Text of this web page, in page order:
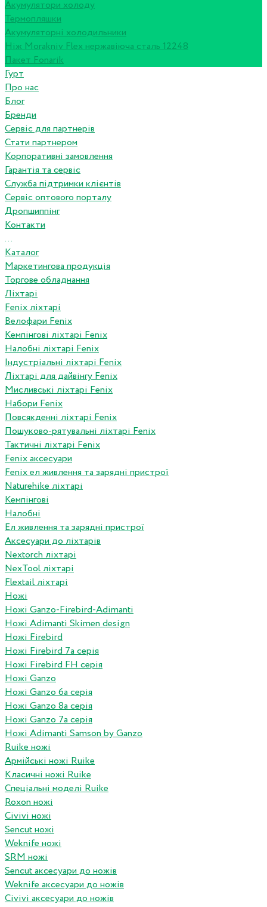
Акумулятори холоду
Термопляшки
Акумуляторні холодильники
Ніж Morakniv Flex нержавіюча сталь 12248
Пакет Fonarik
Гурт
Про нас
Блог
Бренди
Сервіс для партнерів
Стати партнером
Корпоративні замовлення
Гарантія та сервіс
Служба підтримки клієнтів
Сервіс оптового порталу
Дропшиппінг
Контакти
...
Каталог
Маркетингова продукція
Торгове обладнання
Ліхтарі
Fenix ліхтарі
Велофари Fenix
Кемпінгові ліхтарі Fenix
Налобні ліхтарі Fenix
Індустріальні ліхтарі Fenix
Ліхтарі для дайвінгу Fenix
Мисливські ліхтарі Fenix
Набори Fenix
Повсякденні ліхтарі Fenix
Пошуково-рятувальні ліхтарі Fenix
Тактичні ліхтарі Fenix
Fenix аксесуари
Fenix ел живлення та зарядні пристрої
Naturehike ліхтарі
Кемпінгові
Налобні
Ел живлення та зарядні пристрої
Аксесуари до ліхтарів
Nextorch ліхтарі
NexTool ліхтарі
Flextail ліхтарі
Ножі
Ножі Ganzo-Firebird-Adimanti
Ножі Adimanti Skimen design
Ножі Firebird
Ножі Firebird 7а серія
Ножі Firebird FH серія
Ножі Ganzo
Ножі Ganzo 6а серія
Ножі Ganzo 8а серія
Ножі Ganzo 7а серія
Ножі Adimanti Samson by Ganzo
Ruike ножі
Армійські ножі Ruike
Класичні ножі Ruike
Спеціальні моделі Ruike
Roxon ножi
Civivi ножі
Sencut ножі
Weknife ножі
SRM ножі
Sencut аксесуари до ножів
Weknife аксесуари до ножів
Civivi аксесуари до ножів